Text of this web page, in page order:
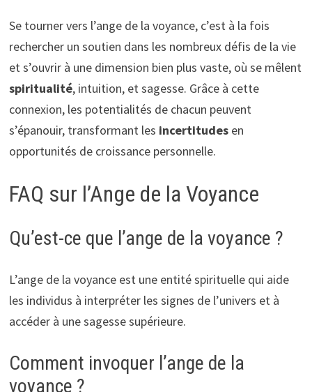
Se tourner vers l’ange de la voyance, c’est à la fois
rechercher un soutien dans les nombreux défis de la vie
et s’ouvrir à une dimension bien plus vaste, où se mêlent
spiritualité, intuition, et sagesse. Grâce à cette
connexion, les potentialités de chacun peuvent
s’épanouir, transformant les incertitudesen
opportunités de croissance personnelle.
FAQ sur l’Ange de la Voyance
Qu’est-ce que l’ange de la voyance ?
L’ange de la voyance est une entité spirituelle qui aide
les individus à interpréter les signes de l’univers et à
accéder à une sagesse supérieure.
Comment invoquer l’ange de la
voyance ?